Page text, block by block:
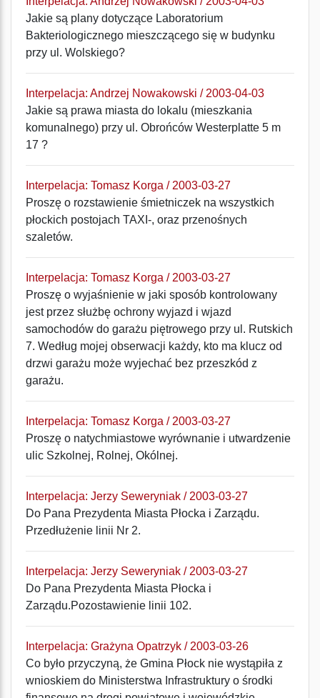
Jakie są plany dotyczące Laboratorium
Bakteriologicznego mieszczącego się w budynku
przy ul. Wolskiego?
Interpelacja: Andrzej Nowakowski / 2003-04-03
Jakie są prawa miasta do lokalu (mieszkania
komunalnego) przy ul. Obrońców Westerplatte 5 m
17 ?
Interpelacja: Tomasz Korga / 2003-03-27
Proszę o rozstawienie śmietniczek na wszystkich
płockich postojach TAXI-, oraz przenośnych
szaletów.
Interpelacja: Tomasz Korga / 2003-03-27
Proszę o wyjaśnienie w jaki sposób kontrolowany
jest przez służbę ochrony wyjazd i wjazd
samochodów do garażu piętrowego przy ul. Rutskich
7. Według mojej obserwacji każdy, kto ma klucz od
drzwi garażu może wyjechać bez przeszkód z
garażu.
Interpelacja: Tomasz Korga / 2003-03-27
Proszę o natychmiastowe wyrównanie i utwardzenie
ulic Szkolnej, Rolnej, Okólnej.
Interpelacja: Jerzy Seweryniak / 2003-03-27
Do Pana Prezydenta Miasta Płocka i Zarządu.
Przedłużenie linii Nr 2.
Interpelacja: Jerzy Seweryniak / 2003-03-27
Do Pana Prezydenta Miasta Płocka i
Zarządu.Pozostawienie linii 102.
Interpelacja: Grażyna Opatrzyk / 2003-03-26
Co było przyczyną, że Gmina Płock nie wystąpiła z
wnioskiem do Ministerstwa Infrastruktury o środki